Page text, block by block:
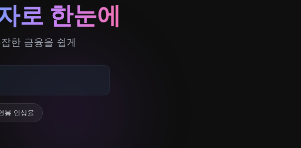
로 한눈에
잡한 금융을 쉽게
봉 인상율